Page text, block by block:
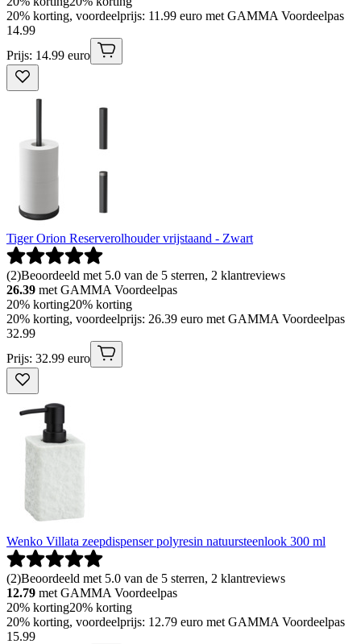
20% korting, voordeelprijs: 11.99 euro met GAMMA Voordeelpas
14.99
Prijs: 14.99 euro
Tiger Orion Reserverolhouder vrijstaand - Zwart
(2)Beoordeeld met 5.0 van de 5 sterren, 2 klantreviews
26.39 met GAMMA Voordeelpas
20% korting20% korting
20% korting, voordeelprijs: 26.39 euro met GAMMA Voordeelpas
32.99
Prijs: 32.99 euro
Wenko Villata zeepdispenser polyresin natuursteenlook 300 ml
(2)Beoordeeld met 5.0 van de 5 sterren, 2 klantreviews
12.79 met GAMMA Voordeelpas
20% korting20% korting
20% korting, voordeelprijs: 12.79 euro met GAMMA Voordeelpas
15.99